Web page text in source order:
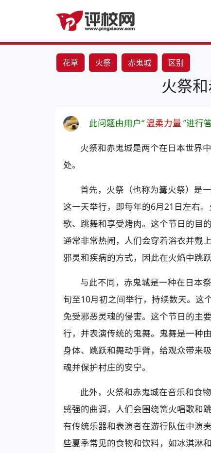
花草 火祭 赤鬼城 区别
火祭
此问题由用户“温柔力量 ”进行
火祭和赤鬼城是两个在日本世界
处。
首先，火祭（也称为篝火祭）是
这一天举行，即每年的6月21日左右
歌、跳舞和享受烤肉。这个节日的目
通常非常热闹，人们会穿着浴衣并戴
邪灵和疾病的方式，因此在火焰中跳
与此不同，赤鬼城是一种在日本
旬至10月初之间举行，持续数天。这
免受邪恶灵魂的侵害。这个节日的主
行，并表演传统的鬼舞。鬼舞是一种
身体、跳跃和舞动手臂，给观众带来
魂并保护村庄的安宁。
此外，火祭和赤鬼城在音乐和食
感强的曲调，人们会围绕篝火唱歌和
有传统乐器和表演者在游行队伍中演
些夏季常见的食物和饮料，如冰淇淋